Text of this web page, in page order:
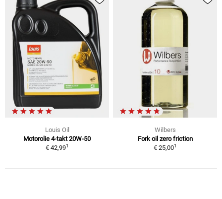
Louis Oil
Motorolie 4-takt 20W-50
€ 42,991
Wilbers
Fork oil zero friction
€ 25,001